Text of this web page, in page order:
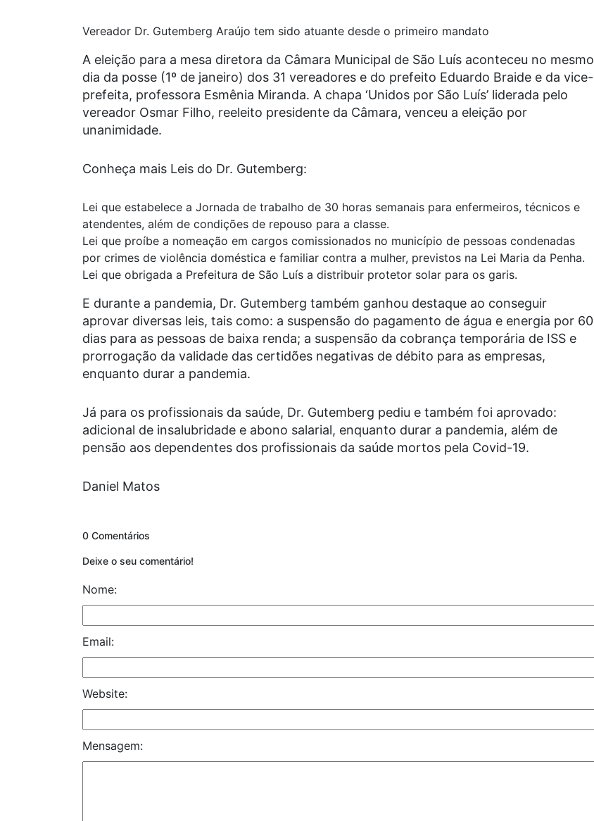
Vereador Dr. Gutemberg Araújo tem sido atuante desde o primeiro mandato
A eleição para a mesa diretora da Câmara Municipal de São Luís aconteceu no mesmo
dia da posse (1º de janeiro) dos 31 vereadores e do prefeito Eduardo Braide e da vice-
prefeita, professora Esmênia Miranda. A chapa ‘Unidos por São Luís’ liderada pelo
vereador Osmar Filho, reeleito presidente da Câmara, venceu a eleição por
unanimidade.
Conheça mais Leis do Dr. Gutemberg:
Lei que estabelece a Jornada de trabalho de 30 horas semanais para enfermeiros, técnicos e
atendentes, além de condições de repouso para a classe.
Lei que proíbe a nomeação em cargos comissionados no município de pessoas condenadas
por crimes de violência doméstica e familiar contra a mulher, previstos na Lei Maria da Penha.
Lei que obrigada a Prefeitura de São Luís a distribuir protetor solar para os garis.
E durante a pandemia, Dr. Gutemberg também ganhou destaque ao conseguir
aprovar diversas leis, tais como: a suspensão do pagamento de água e energia por 60
dias para as pessoas de baixa renda; a suspensão da cobrança temporária de ISS e
prorrogação da validade das certidões negativas de débito para as empresas,
enquanto durar a pandemia.
Já para os profissionais da saúde, Dr. Gutemberg pediu e também foi aprovado:
adicional de insalubridade e abono salarial, enquanto durar a pandemia, além de
pensão aos dependentes dos profissionais da saúde mortos pela Covid-19.
Daniel Matos
0 Comentários
Deixe o seu comentário!
Nome:
Email:
Website:
Mensagem: